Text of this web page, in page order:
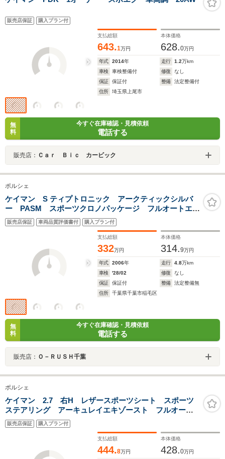
販売店保証 購入プラン付
支払総額
643.1万円
本体価格
628.0万円
年式 2014年 走行 1.2万km
車検
車検整備付 修復
なし
保証
保証付 整備
法定整備付
住所
埼玉県上尾市
無
料
今すぐ在庫確認・見積依頼
電話する
販売店： Ｃａｒ Ｂｉｃ カービック
ポルシェ
ケイマン S ティプトロニック アークティックシルバ
ー PASM スポーツクロノパッケージ フルオートエア
コンディショナー レザースポーツシート メーターパ
ネル(ホワイト) スポーツクロノホワイト仕上 ナビゲー
販売店保証 車両品質評価書付 購入プラン付
支払総額
332万円
本体価格
314.9万円
年式 2006年 走行 4.8万km
車検
'28/02 修復
なし
保証
保証付 整備
法定整備無
住所
千葉県千葉市稲毛区
無
料
今すぐ在庫確認・見積依頼
電話する
販売店： Ｏ－ＲＵＳＨ千葉
ポルシェ
ケイマン 2.7 右H レザースポーツシート スポーツ
ステアリング アーキュレイエキゾースト フルオート
AC 18インチボクスターS サイドデカール キセノ
ン ルーフライナー交換済み スポンジ対策済み
販売店保証 購入プラン付
支払総額
444.8万円
本体価格
428.0万円